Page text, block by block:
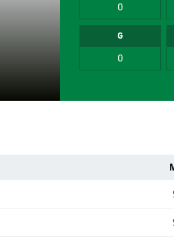
0
G
0